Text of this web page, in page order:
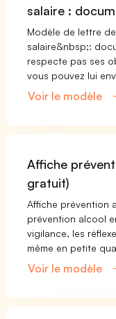
salaire :
Modèle de lettre
salaire&nbsp;:
respecte pas ses
vous pouvez lui
Voir le modèle
Affiche
gratuit)
Affiche prévention
prévention alcool
vigilance, les
même en petite
Voir le modèle